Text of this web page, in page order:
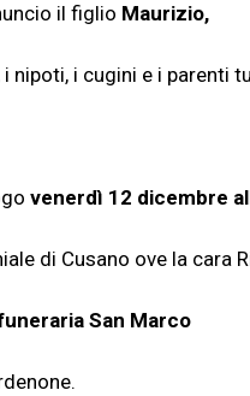
il figlio Maurizio,
nipoti, i cugini e i parenti
venerdì 12 dicembre
di Cusano ove la cara
San Marco